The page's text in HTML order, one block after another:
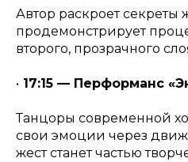
Автор раскроет секреты
продемонстрирует
второго, прозрачного
• 17:15 — Перформанс
Танцоры современной
свои эмоции через
жест станет частью